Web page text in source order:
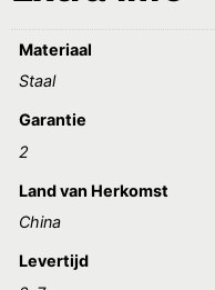
Materiaal
Staal
Garantie
2
Land van Herkomst
China
Levertijd